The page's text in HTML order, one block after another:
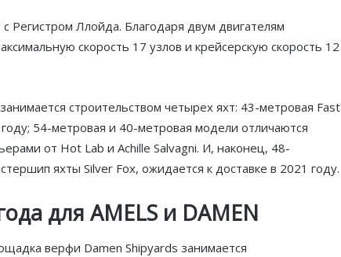
Регистром Ллойда. Благодаря двум двигателям
скорость 17 узлов и крейсерскую скорость 12
строительством четырех яхт: 43-метровая Fast
54-метровая и 40-метровая модели отличаются
от Hot Lab и Achille Salvagni. И, наконец, 48-
яхты Silver Fox, ожидается к доставке ​​в 2021 году.
для AMELS и DAMEN
верфи Damen Shipyards занимается